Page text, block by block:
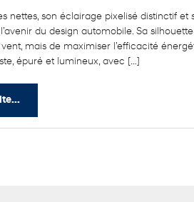
nettes, son éclairage pixelisé distinctif
du design automobile. Sa
mais de maximiser l’efficacité
épuré et lumineux, avec […]